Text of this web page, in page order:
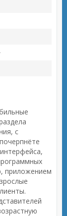
с
приложением